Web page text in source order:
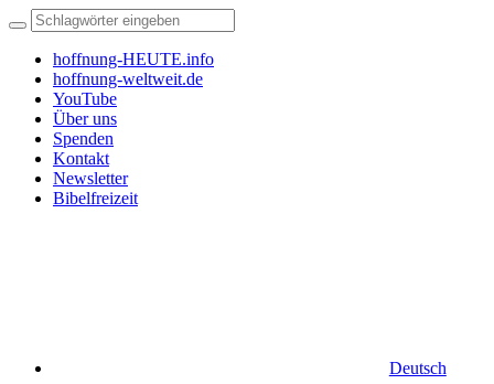
hoffnung-HEUTE.info
hoffnung-weltweit.de
YouTube
Über uns
Spenden
Kontakt
Newsletter
Bibelfreizeit
Deutsch